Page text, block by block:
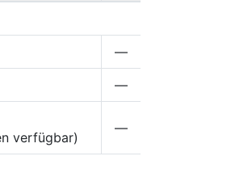
—
—
verfügbar)
—